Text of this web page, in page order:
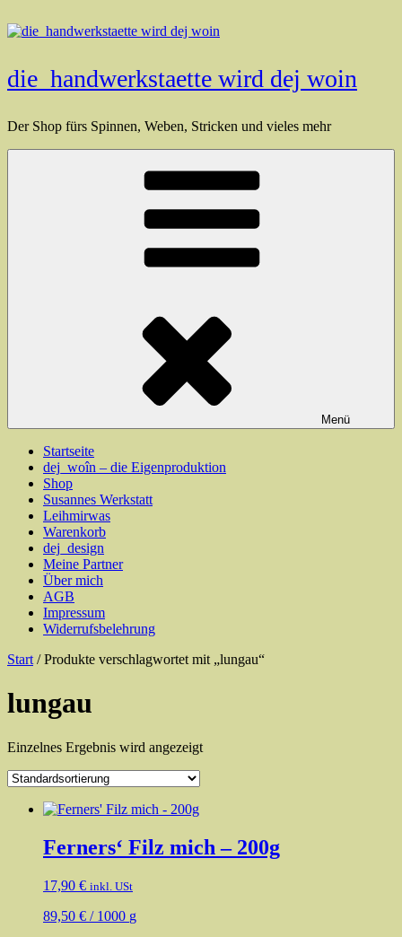
Inhalt
die_handwerkstaette wird dej woin
Der Shop fürs Spinnen, Weben, Stricken und vieles mehr
Menü
Startseite
dej_woîn – die Eigenproduktion
Shop
Susannes Werkstatt
Leihmirwas
Warenkorb
dej_design
Meine Partner
Über mich
AGB
Impressum
Widerrufsbelehrung
Start / Produkte verschlagwortet mit „lungau“
lungau
Einzelnes Ergebnis wird angezeigt
Ferners‘ Filz mich – 200g
17,90 € inkl. USt
89,50 € / 1000 g